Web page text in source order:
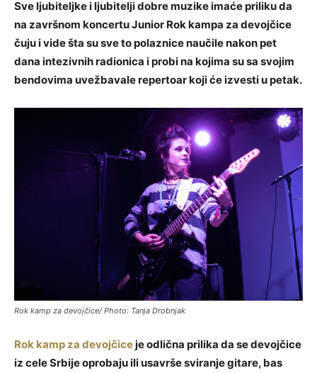
Sve ljubiteljke i ljubitelji dobre muzike imaće priliku da
na završnom koncertu Junior Rok kampa za devojčice
čuju i vide šta su sve to polaznice naučile nakon pet
dana intezivnih radionica i probi na kojima su sa svojim
bendovima uvežbavale repertoar koji će izvesti u petak.
Rok kamp za devojčice/ Photo: Tanja Drobnjak
Rok kamp za devojčiceje odlična prilika da se devojčice
iz cele Srbije oprobaju ili usavrše sviranje gitare, bas